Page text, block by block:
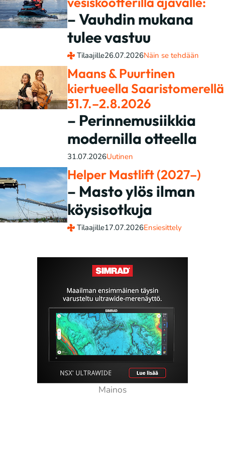
– Vauhdin mukana
tulee vastuu
Tilaajille26.07.2026Näin se tehdään
Maans & Puurtinen
kiertueella Saaristomerellä
31.7.–2.8.2026
– Perinnemusiikkia
modernilla otteella
31.07.2026Uutinen
Helper Mastlift (2027–)
– Masto ylös ilman
köysisotkuja
Tilaajille17.07.2026Ensiesittely